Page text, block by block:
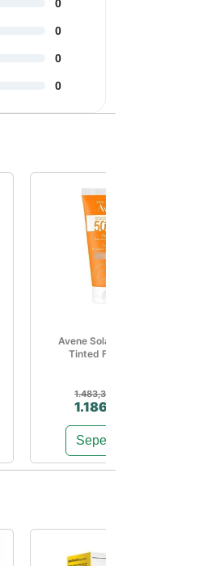
0
0
0
0
Avene Solaire Spf 50+
Tinted Fluid 50 Ml
1.483,35 TL
1.186,68 TL
Sepete Ekle